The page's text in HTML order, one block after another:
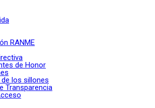
RANME
de Honor
los sillones
Transparencia